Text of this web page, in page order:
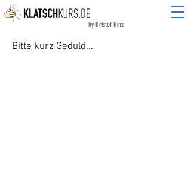
by Kristof Hinz
Bitte kurz Geduld...